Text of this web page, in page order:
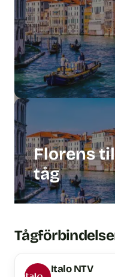
Florens
tåg
Italo NTV